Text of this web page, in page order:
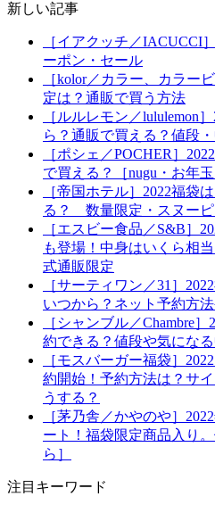
新しい記事
［イアクッチ／IACUCCI
ーポン・セール
［kolor／カラー、カラー
定は？通販で買う方法
［ルルレモン／lululemon
ら？通販で買える？値段
［ポシェ／POCHER］
で買える？［nugu・お年玉
［帝国ホテル］2022福袋
る？ 数量限定・スヌー
［エスビー食品／S&B］
も登場！中身はいくら相
式通販限定
［サーティワン／31］
いつから？ネット予約方
［シャンブル／Chambre
約できる？値段や気にな
［モスバーガー福袋］
約開始！予約方法は？サ
うする？
［茅乃舎／かやのや］
ート！福袋限定商品入り
ら］
注目キーワード